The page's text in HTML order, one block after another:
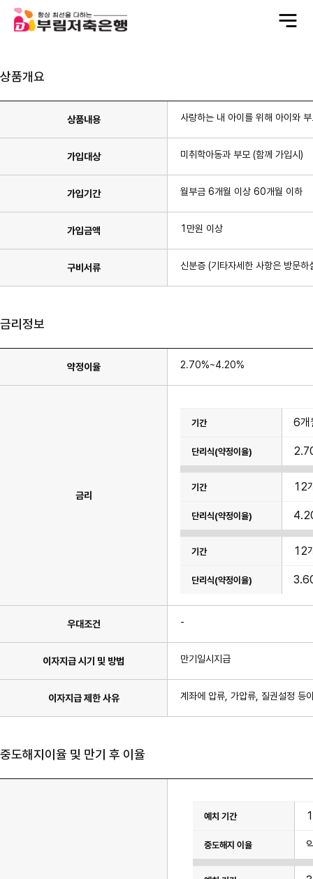
전
체
상품개요
상품내용 사랑하는 내 아이를 위해 아이와
가입대상 미취학아동과 부모 (함께 가입시)
가입기간 월부금 6개월 이상 60개월 이하
가입금액 1만원 이상
구비서류 신분증 (기타자세한 사항은 방문하
금리정보
약정이율 2.70%~4.20%
금리
간
목
이
6개
12
12
우대조건 -
이자지급 시기 및 방법 만기일시지급
이자지급 제한 사유 계좌에 압류, 가압류, 질권설정 등
중도해지이율 및 만기 후 이율
치